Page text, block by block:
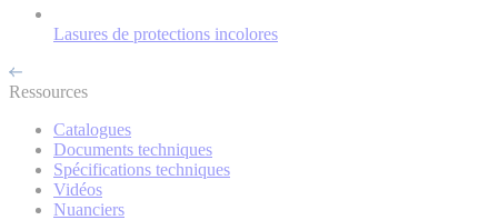
Lasures de protections incolores
Ressources
Catalogues
Documents techniques
Spécifications techniques
Vidéos
Nuanciers